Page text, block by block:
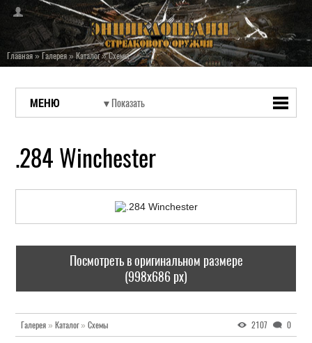
Главная»Галерея»Каталог»Схемы
МЕНЮ
.284 Winchester
Посмотреть в оригинальном размере
(998x686 px)
Галерея » Каталог» Схемы 2107 0